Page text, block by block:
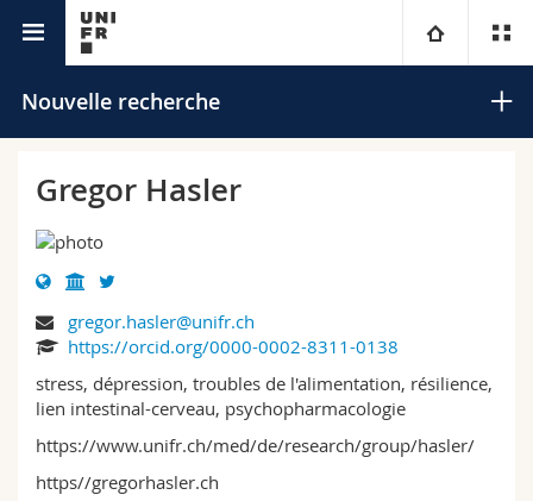
Université
Campus
Recherche
Université
Formation continue
Droit
Sciences économiques et sociales et management
Lettres et sciences humaines
Sciences de l'éducation et de la formation
Vous êtes
Futurs étudiants
Etudiants
Médias
Chercheurs
Ressources
Annuaire du personnel
Plan d'accès
Bibliothèques
Nouvelle recherche
Rechercher
Recherche avancée
Gregor Hasler
gregor.hasler@unifr.ch
https://orcid.org/0000-0002-8311-0138
stress, dépression, troubles de l'alimentation, résilience,
lien intestinal-cerveau, psychopharmacologie
https://www.unifr.ch/med/de/research/group/hasler/
https//gregorhasler.ch